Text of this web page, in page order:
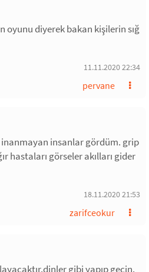
oyunu diyerek bakan kişilerin sığ
11.11.2020 22:34
pervane
insanlar gördüm. grip
hastaları görseler akılları gider
18.11.2020 21:53
zarifceokur
gibi yapıp geçin.